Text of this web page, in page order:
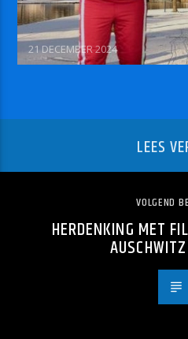
21 DECEMBER 2024
LEES
VOLGEND
HERDENKING MET